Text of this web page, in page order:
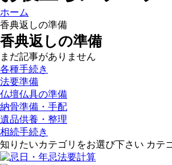
ホーム
香典返しの準備
香典返しの準備
まだ記事がありません
各種手続き
法要準備
仏壇仏具の準備
納骨準備・手配
遺品供養・整理
相続手続き
知りたいカテゴリをお選び下さい